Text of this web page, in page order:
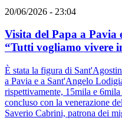
20/06/2026 - 23:04
Visita del Papa a Pavia
“Tutti vogliamo vivere
È stata la figura di
a Pavia e a Sant'Angelo
rispettivamente, 15mila e
concluso con la venerazione
Saverio Cabrini, patrona dei